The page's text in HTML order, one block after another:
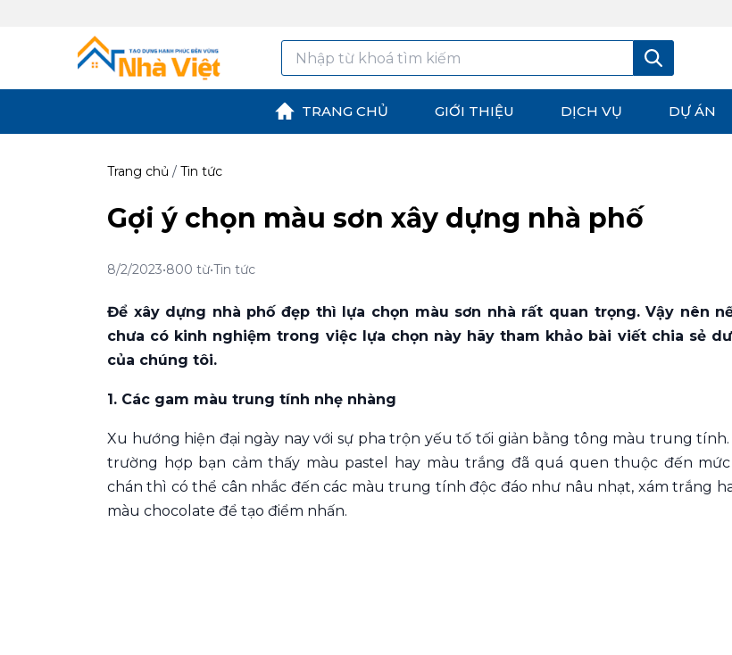
TRANG CHỦ GIỚI THIỆU DỊCH VỤ DỰ ÁN
Trang chủ / Tin tức
Gợi ý chọn màu sơn xây dựng nhà phố
8/2/2023•800 từ•Tin tức
Để xây dựng nhà phố đẹp thì lựa chọn màu sơn nhà rất quan trọng. Vậy nên
chưa có kinh nghiệm trong việc lựa chọn này hãy tham khảo bài viết chia sẻ
của chúng tôi.
1. Các gam màu trung tính nhẹ nhàng
Xu hướng hiện đại ngày nay với sự pha trộn yếu tố tối giản bằng tông màu trung
trường hợp bạn cảm thấy màu pastel hay màu trắng đã quá quen thuộc đến
chán thì có thể cân nhắc đến các màu trung tính độc đáo như nâu nhạt, xám trắng
màu chocolate để tạo điểm nhấn.